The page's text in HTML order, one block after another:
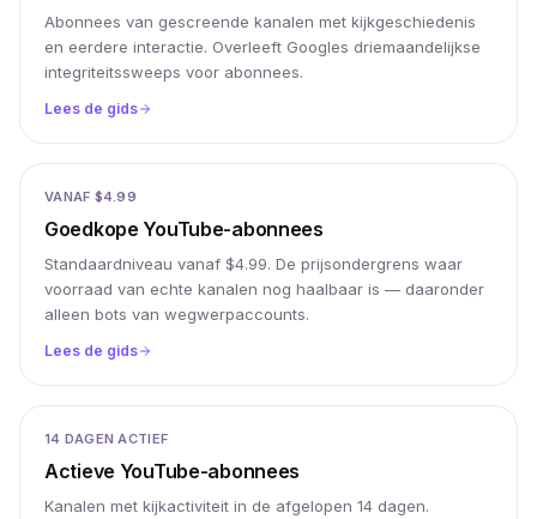
Abonnees van gescreende kanalen met kijkgeschiedenis
en eerdere interactie. Overleeft Googles driemaandelijkse
integriteitssweeps voor abonnees.
Lees de gids
VANAF $4.99
Goedkope YouTube-abonnees
Standaardniveau vanaf $4.99. De prijsondergrens waar
voorraad van echte kanalen nog haalbaar is — daaronder
alleen bots van wegwerpaccounts.
Lees de gids
14 DAGEN ACTIEF
Actieve YouTube-abonnees
Kanalen met kijkactiviteit in de afgelopen 14 dagen.